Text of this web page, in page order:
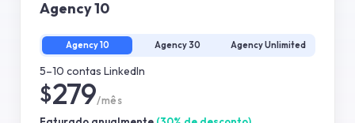
Agency 10
Agency 10 Agency 30 Agency Unlimited
5–10 contas LinkedIn
$279/mês